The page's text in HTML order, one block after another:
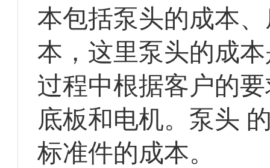
本包括泵头的成本
本，这里泵头的成
过程中根据客户的
底板和电机。泵头
标准件的成本。